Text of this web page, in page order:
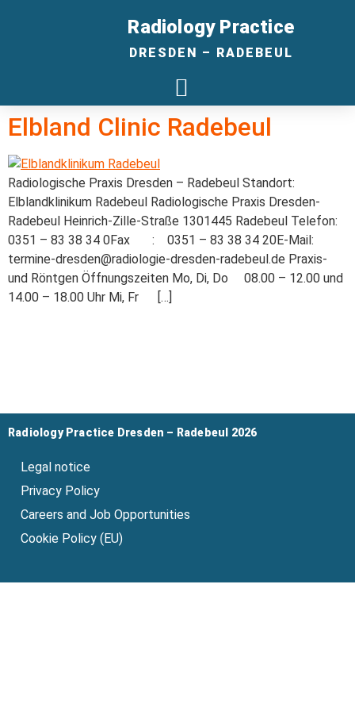
Radiology Practice
DRESDEN – RADEBEUL
Elbland Clinic Radebeul
Radiologische Praxis Dresden – Radebeul​ Standort:
Elblandklinikum Radebeul Radiologische Praxis Dresden-
Radebeul Heinrich-Zille-Straße 1301445 Radebeul Telefon:
0351 – 83 38 34 0Fax : 0351 – 83 38 34 20E-Mail:
termine-dresden@radiologie-dresden-radebeul.de Praxis-
und Röntgen Öffnungszeiten Mo, Di, Do 08.00 – 12.00 und
14.00 – 18.00 Uhr Mi, Fr […]
Radiology Practice Dresden – Radebeul 2026
Legal notice
Privacy Policy
Careers and Job Opportunities
Cookie Policy (EU)